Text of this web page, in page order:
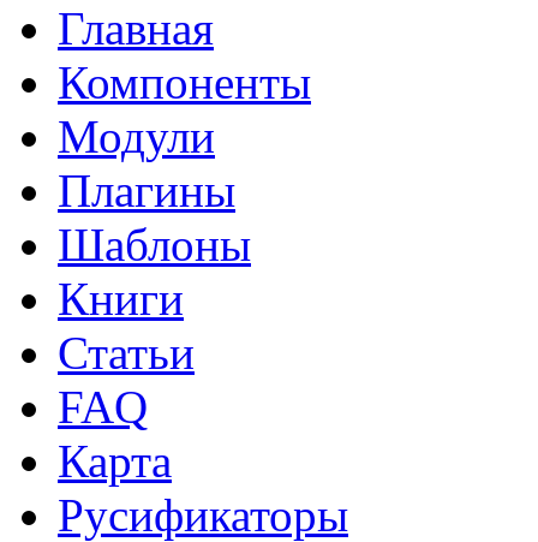
Главная
Компоненты
Модули
Плагины
Шаблоны
Книги
Статьи
FAQ
Карта
Русификаторы